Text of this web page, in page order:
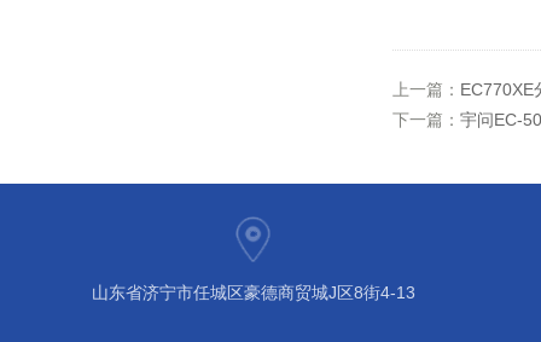
上一篇： EC770XE
下一篇： 宇问EC-
山东省济宁市任城区豪德商贸城J区8街4-13